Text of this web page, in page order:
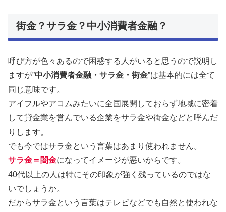
街金？サラ金？中小消費者金融？
呼び方が色々あるので困惑する人がいると思うので説明し
ますが”中小消費者金融・サラ金・街金”は基本的には全て
同じ意味です。
アイフルやアコムみたいに全国展開しておらず地域に密着
して貸金業を営んでいる企業をサラ金や街金などと呼んだ
りします。
でも今ではサラ金という言葉はあまり使われません。
サラ金＝闇金になってイメージが悪いからです。
40代以上の人は特にその印象が強く残っているのではな
いでしょうか。
だからサラ金という言葉はテレビなどでも自然と使われな